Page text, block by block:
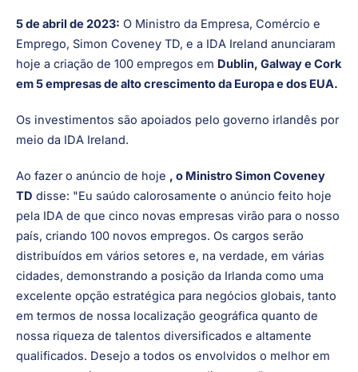
Emprego, Simon Coveney TD, e a IDA Ireland anunciaram
hoje a criação de 100 empregos em
em 5 empresas de alto crescimento da Europa e dos EUA.
Os investimentos são apoiados pelo governo irlandês por
meio da IDA Ireland.
Ao fazer o anúncio de hoje, o Ministro Simon Coveney
TDdisse: "Eu saúdo calorosamente o anúncio feito hoje
pela IDA de que cinco novas empresas virão para o nosso
país, criando 100 novos empregos. Os cargos serão
distribuídos em vários setores e, na verdade, em várias
cidades, demonstrando a posição da Irlanda como uma